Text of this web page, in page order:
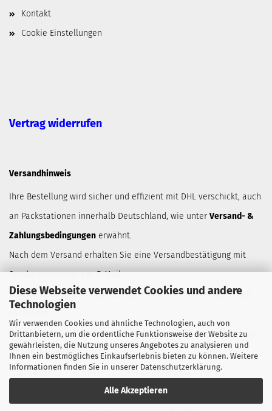
Diese Webseite verwendet Cookies und andere
Technologien
Wir verwenden Cookies und ähnliche Technologien, auch von
Drittanbietern, um die ordentliche Funktionsweise der Website zu
gewährleisten, die Nutzung unseres Angebotes zu analysieren und
Ihnen ein bestmögliches Einkaufserlebnis bieten zu können. Weitere
Informationen finden Sie in unserer Datenschutzerklärung.
Alle Akzeptieren
Kontakt
Cookie Einstellungen
Vertrag widerrufen
Versandhinweis
Ihre Bestellung wird sicher und effizient mit DHL verschickt, auch
an Packstationen innerhalb Deutschland, wie unter Versand- &
Zahlungsbedingungen erwähnt.
Nach dem Versand erhalten Sie eine Versandbestätigung mit
Sendungsnummer per E-Mail.
Jede Bestellung wird neutral und ohnne Hinweis auf den Inhalt
Der Absender auf der Sendung lautet Robert Wörle, Anzinger Str.
10, 81671 München.